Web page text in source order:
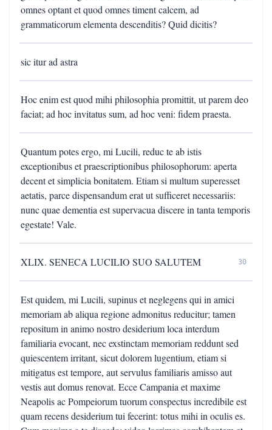
omnes optant et quod omnes timent calcem, ad
grammaticorum elementa descenditis? Quid dicitis?
sic itur ad astra
Hoc enim est quod mihi philosophia promittit, ut parem deo
faciat; ad hoc invitatus sum, ad hoc veni: fidem praesta.
Quantum potes ergo, mi Lucili, reduc te ab istis
exceptionibus et praescriptionibus philosophorum: aperta
decent et simplicia bonitatem. Etiam si multum superesset
aetatis, parce dispensandum erat ut sufficeret necessariis:
nunc quae dementia est supervacua discere in tanta temporis
egestate! Vale.
XLIX. SENECA LUCILIO SUO SALUTEM 30
Est quidem, mi Lucili, supinus et neglegens qui in amici
memoriam ab aliqua regione admonitus reducitur; tamen
repositum in animo nostro desiderium loca interdum
familiaria evocant, nec exstinctam memoriam reddunt sed
quiescentem irritant, sicut dolorem lugentium, etiam si
mitigatus est tempore, aut servulus familiaris amisso aut
vestis aut domus renovat. Ecce Campania et maxime
Neapolis ac Pompeiorum tuorum conspectus incredibile est
quam recens desiderium tui fecerint: totus mihi in oculis es.